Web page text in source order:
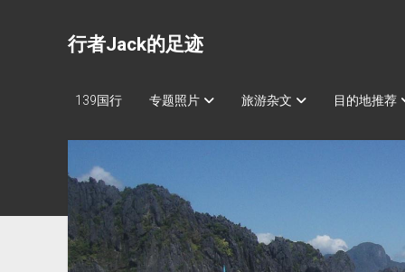
行者Jack的足迹
139国行 专题照片 旅游杂文 目的地推荐